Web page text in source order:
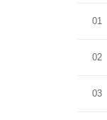
01
02
03